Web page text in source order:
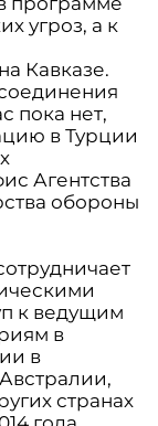
угроз, а к
Кавказе.
пока нет,
в Турции
Агентства
обороны
к ведущим
в
в
странах